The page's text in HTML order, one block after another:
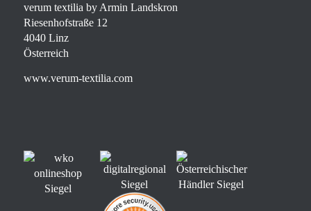
verum textilia by Armin Landskron
Riesenhofstraße 12
4040 Linz
Österreich
www.verum-textilia.com